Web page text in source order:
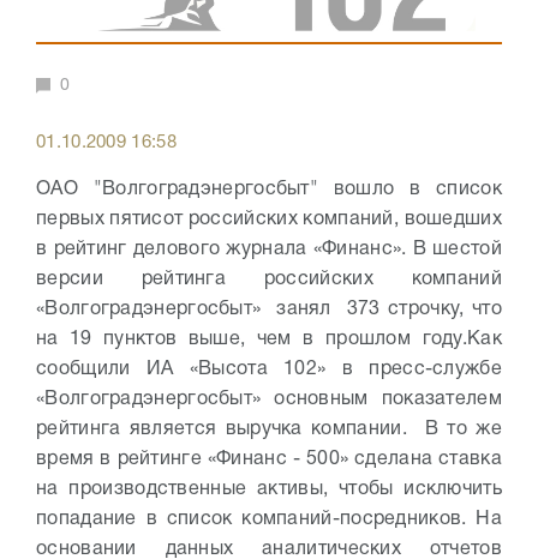
0
01.10.2009 16:58
ОАО "Волгоградэнергосбыт" вошло в список
первых пятисот российских компаний, вошедших
в рейтинг делового журнала «Финанс». В шестой
версии рейтинга российских компаний
«Волгоградэнергосбыт» занял 373 строчку, что
на 19 пунктов выше, чем в прошлом году. Как
сообщили ИА «Высота 102» в пресс-службе
«Волгоградэнергосбыт» основным показателем
рейтинга является выручка компании. В то же
время в рейтинге «Финанс - 500» сделана ставка
на производственные активы, чтобы исключить
попадание в список компаний-посредников. На
основании данных аналитических отчетов